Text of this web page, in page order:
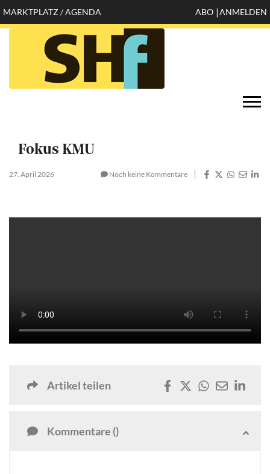
zum
Inhalt
Mobile
header
MARKTPLATZ / AGENDA ANMELDEN
ABO
Fokus KMU
27. April 2026 Noch keine Kommentare
Artikel teilen
Kommentare ()